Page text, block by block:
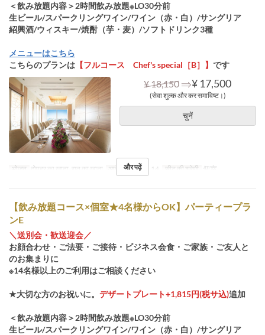
＜飲み放題内容＞2時間飲み放題※LO30分前
生ビール/スパークリングワイン/ワイン（赤・白）/サングリア
紹興酒/ウィスキー/焼酎（芋・麦）/ソフトドリンク3種
メニューはこちら
こちらのプランは 【フルコース Chef's special［B］】 です
¥ 18,150 ⇒¥ 17,500
(सेवा शुल्क और कर समाविष्ट।)
चुनें
भोजन दोपहर का खाना, रात का खाना आदेश सीमा 4 ~ 14 सीट की श्रेणी 個室
और पढ़ें
【飲み放題コース×個室★4名様からOK】パーティープラ
ンE
＼送別会・歓送迎会／
お顔合わせ・ご法要・ご接待・ビジネス会食・ご家族・ご友人と
のお集まりに
※14名様以上のご利用はご相談ください
★大切な方のお祝いに。 デザートプレート+1,815円(税サ込)追加
＜飲み放題内容＞2時間飲み放題※LO30分前
生ビール/スパークリングワイン/ワイン（赤・白）/サングリア